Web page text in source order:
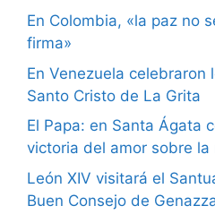
En Colombia, «la paz no
firma»
En Venezuela celebraron
Santo Cristo de La Grita
El Papa: en Santa Ágata
victoria del amor sobre la
León XIV visitará el
Buen Consejo de